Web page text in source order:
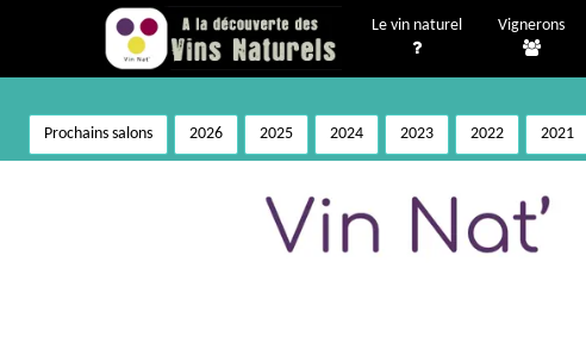
Le vin naturel Vignerons
Prochains salons 2026 2025 2024 2023 2022 2021